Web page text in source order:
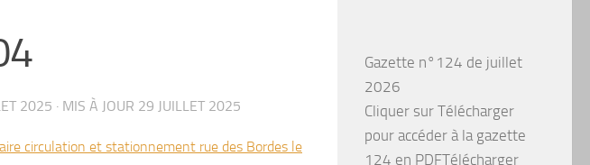
2025 · MIS À JOUR 29 JUILLET 2025
circulation et stationnement rue des Bordes le
Gazette n°124 de juillet
2026
Cliquer sur Télécharger
pour accéder à la gazette
124 en PDFTélécharger